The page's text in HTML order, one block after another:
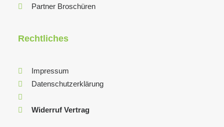
Partner Broschüren
Rechtliches
Impressum
Datenschutzerklärung
Widerruf Vertrag